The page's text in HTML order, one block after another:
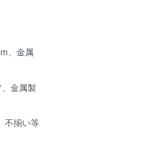
、金属
金属製
不揃い等